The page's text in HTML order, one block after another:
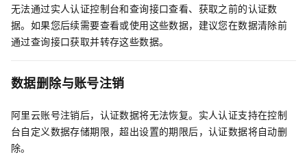
无法通过实人认证控制台和查询接口查看、获取之前的认证数
据。如果您后续需要查看或使用这些数据，建议您在数据清除前
通过查询接口获取并转存这些数据。
数据删除与账号注销
阿里云账号注销后，认证数据将无法恢复。实人认证支持在控制
台自定义数据存储期限，超出设置的期限后，认证数据将自动删
除。